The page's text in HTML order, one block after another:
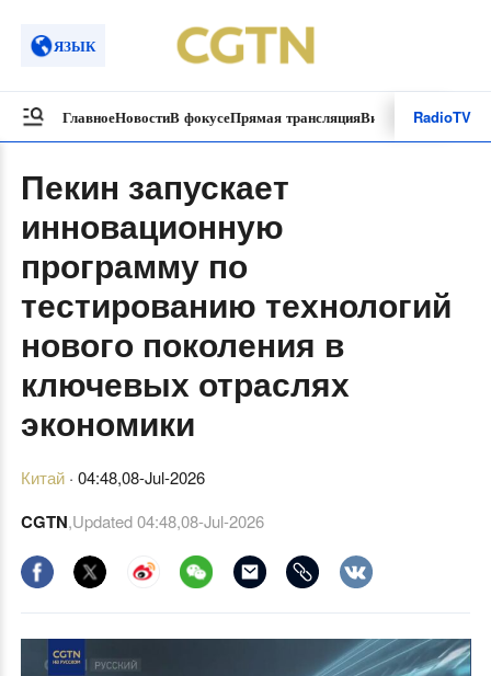
ЯЗЫК
ГлавноеНовостиВ фокусеПрямая трансляцияВидеоролики
RadioTV
Пекин запускает
инновационную
программу по
тестированию технологий
нового поколения в
ключевых отраслях
экономики
Китай· 04:48,08-Jul-2026
CGTN,Updated04:48,08-Jul-2026